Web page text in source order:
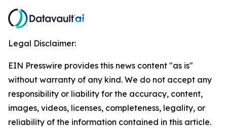
Legal Disclaimer:
EIN Presswire provides this news content "as is"
without warranty of any kind. We do not accept any
responsibility or liability for the accuracy, content,
images, videos, licenses, completeness, legality, or
reliability of the information contained in this article.